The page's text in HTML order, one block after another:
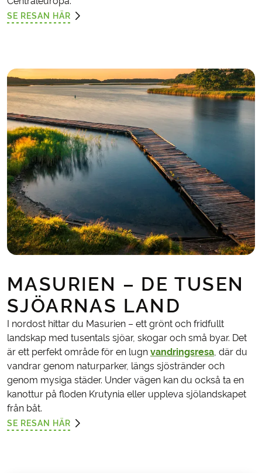
SE RESAN HÄR
MASURIEN – DE TUSEN
SJÖARNAS LAND
I nordost hittar du Masurien – ett grönt och fridfullt
landskap med tusentals sjöar, skogar och små byar. Det
är ett perfekt område för en lugn vandringsresa, där du
vandrar genom naturparker, längs sjöstränder och
genom mysiga städer. Under vägen kan du också ta en
kanottur på floden Krutynia eller uppleva sjölandskapet
från båt.
SE RESAN HÄR